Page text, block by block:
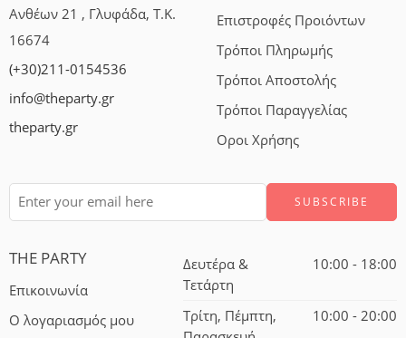
Ανθέων 21 , Γλυφάδα, Τ.Κ.
16674
(+30)211-0154536
info@theparty.gr
theparty.gr
Επιστροφές Προιόντων
Τρόποι Πληρωμής
Τρόποι Αποστολής
Τρόποι Παραγγελίας
Οροι Χρήσης
THE PARTY
Επικοινωνία
Ο λογαριασμός μου
Δευτέρα &
Τετάρτη
10:00 - 18:00
Τρίτη, Πέμπτη,
10:00 - 20:00